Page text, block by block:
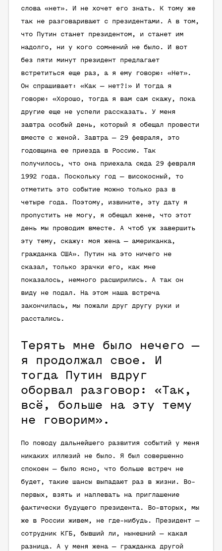
слова «нет». И не хочет его знать. К тому же
так не разговаривают с президентами. А в том,
что Путин станет президентом, и станет им
надолго, ни у кого сомнений не было. И вот
без пяти минут президент предлагает
встретиться еще раз, а я ему говорю: «Нет».
Он спрашивает: «Как — нет?!» И тогда я
говорю: «Хорошо, тогда я вам сам скажу, пока
другие еще не успели рассказать. У меня
завтра особый день, который я обещал провести
вместе с женой. Завтра — 29 февраля, это
годовщина ее приезда в Россию. Так
получилось, что она приехала сюда 29 февраля
1992 года. Поскольку год — високосный, то
отметить это событие можно только раз в
четыре года. Поэтому, извините, эту дату я
пропустить не могу, я обещал жене, что этот
день мы проводим вместе. А чтоб уж завершить
эту тему, скажу: моя жена — американка,
гражданка США». Путин на это ничего не
сказал, только зрачки его, как мне
показалось, немного расширились. А так он
виду не подал. На этом наша встреча
закончилась, мы пожали друг другу руки и
расстались.
Терять мне было нечего —
я продолжал свое. И
тогда Путин вдруг
оборвал разговор: «Так,
всё, больше на эту тему
не говорим».
По поводу дальнейшего развития событий у меня
никаких иллюзий не было. Я был совершенно
спокоен — было ясно, что больше встреч не
будет, такие шансы выпадают раз в жизни. Во-
первых, взять и наплевать на приглашение
фактически будущего президента. Во-вторых, мы
же в России живем, не где-нибудь. Президент —
сотрудник КГБ, бывший ли, нынешний — какая
разница. А у меня жена — гражданка другой